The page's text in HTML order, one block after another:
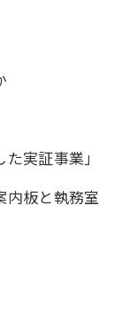
実証事業」
内板と執務室